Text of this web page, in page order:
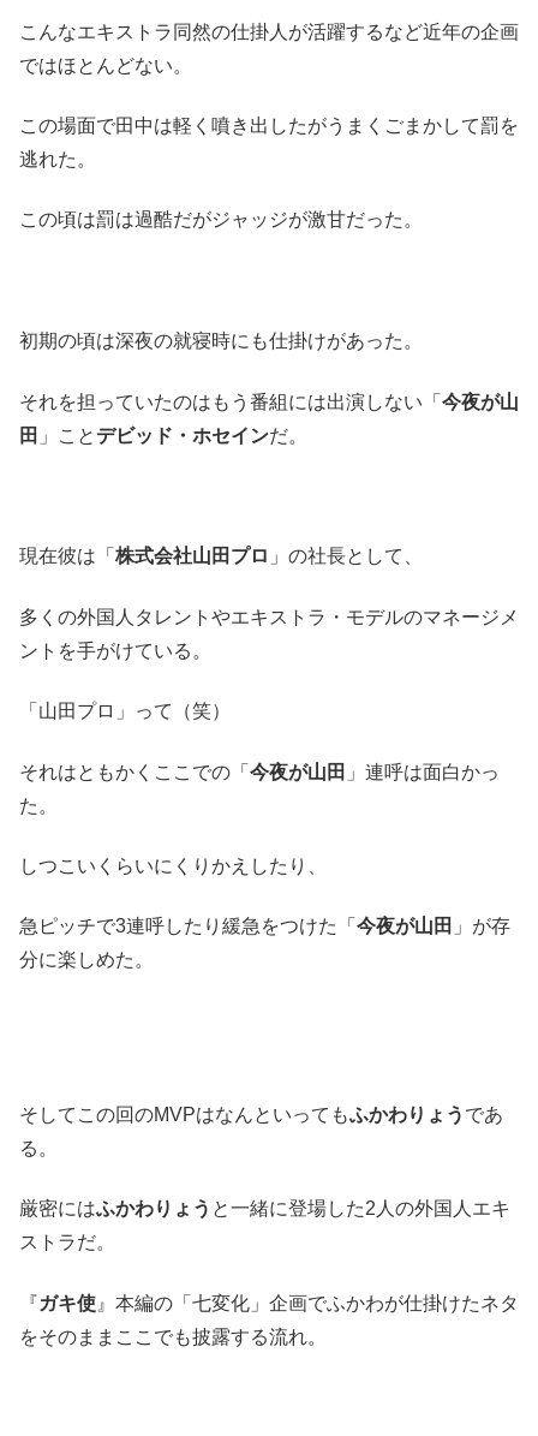
こんなエキストラ同然の仕掛人が活躍するなど近年の企画
ではほとんどない。
この場面で田中は軽く噴き出したがうまくごまかして罰を
逃れた。
この頃は罰は過酷だがジャッジが激甘だった。
初期の頃は深夜の就寝時にも仕掛けがあった。
それを担っていたのはもう番組には出演しない「 今夜が山
田 」こと デビッド・ホセインだ。
現在彼は「 株式会社山田プロ 」の社長として、
多くの外国人タレントやエキストラ・モデルのマネージメ
ントを手がけている。
「山田プロ」って（笑）
それはともかくここでの「 今夜が山田 」連呼は面白かっ
た。
しつこいくらいにくりかえしたり、
急ピッチで3連呼したり緩急をつけた「 今夜が山田 」が存
分に楽しめた。
そしてこの回のMVPはなんといってもふかわりょう であ
る。
厳密にはふかわりょう と一緒に登場した2人の外国人エキ
ストラだ。
『ガキ使 』本編の「七変化」企画でふかわが仕掛けたネタ
をそのままここでも披露する流れ。